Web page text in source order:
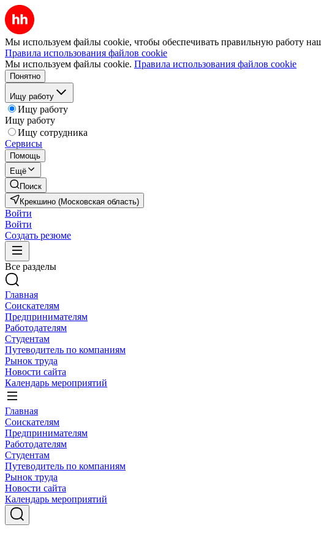
Мы используем файлы cookie, чтобы обеспечивать правильную работу
Правила использования файлов cookie
Мы используем файлы cookie. Правила использования файлов cookie
Понятно
Ищу работу
Ищу работу
Ищу работу
Ищу сотрудника
Сервисы
Помощь
Ещё
Поиск
Крекшино (Московская область)
Войти
Войти
Создать резюме
Все разделы
Главная
Соискателям
Предпринимателям
Работодателям
Студентам
Путеводитель по компаниям
Рынок труда
Новости сайта
Календарь мероприятий
Главная
Соискателям
Предпринимателям
Работодателям
Студентам
Путеводитель по компаниям
Рынок труда
Новости сайта
Календарь мероприятий